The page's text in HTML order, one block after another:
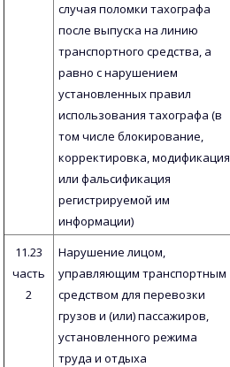
случая поломки тахографа
после выпуска на линию
транспортного средства, а
равно с нарушением
установленных правил
использования тахографа (в
том числе блокирование,
корректировка, модификация
или фальсификация
регистрируемой им
информации)
11.23
часть
2
Нарушение лицом,
управляющим транспортным
средством для перевозки
грузов и (или) пассажиров,
установленного режима
труда и отдыха